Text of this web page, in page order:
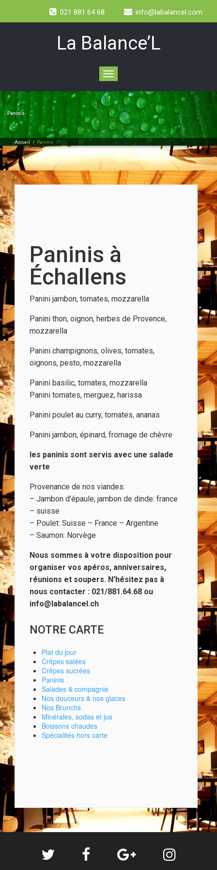
021 881 64 68 info@labalancel.com
La Balance’L
Toggle
navigation
Paninis
Accueil / Paninis
Paninis à
Échallens
Panini jambon, tomates, mozzarella
Panini thon, oignon, herbes de Provence,
mozzarella
Panini champignons, olives, tomates,
oignons, pesto, mozzarella
Panini basilic, tomates, mozzarella
Panini tomates, merguez, harissa
Panini poulet au curry, tomates, ananas
Panini jambon, épinard, fromage de chèvre
les paninis sont servis avec une salade
verte
Provenance de nos viandes:
– Jambon d’épaule, jambon de dinde: france
– suisse
– Poulet: Suisse – France – Argentine
– Saumon: Norvège
Nous sommes à votre disposition pour
organiser vos apéros, anniversaires,
réunions et soupers. N’hésitez pas à
nous contacter : 021/881.64.68 ou
info@labalancel.ch
NOTRE CARTE
Plat du jour
Crêpes salées
Crêpes sucrées
Paninis
Salades & compagnie
Nos douceurs & nos glaces
Nos Brunchs
Minérales, sodas et jus
Boissons chaudes
Spécialités hors carte